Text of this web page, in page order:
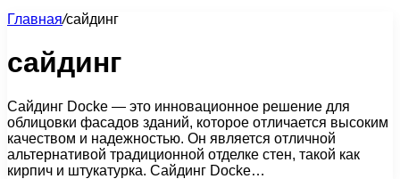
Главная/сайдинг
сайдинг
Сайдинг Docke — это инновационное решение для
облицовки фасадов зданий, которое отличается высоким
качеством и надежностью. Он является отличной
альтернативой традиционной отделке стен, такой как
кирпич и штукатурка. Сайдинг Docke…